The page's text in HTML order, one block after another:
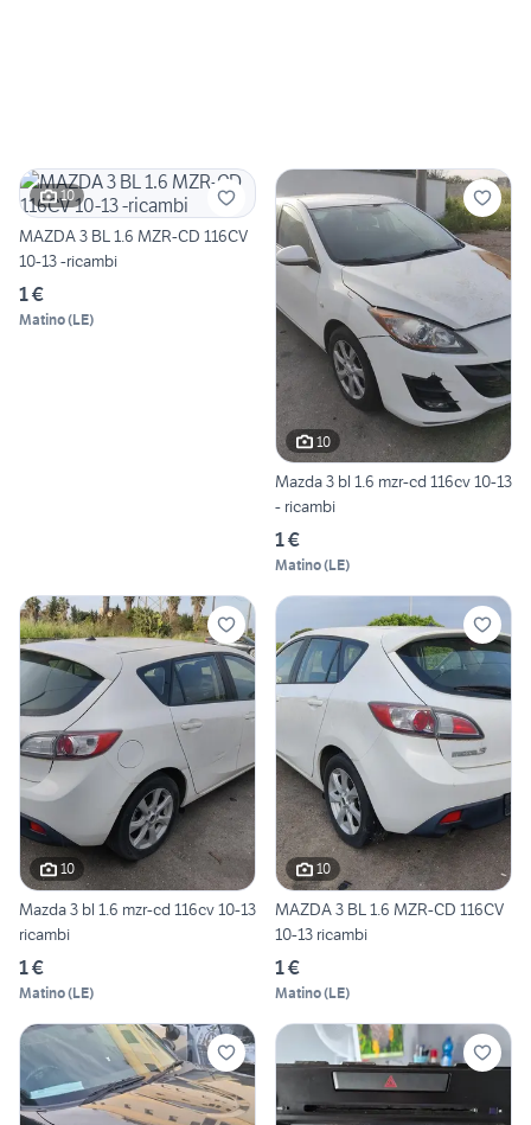
10
MAZDA 3 BL 1.6 MZR-CD 116CV
10-13 -ricambi
1 €
Matino(LE)
10
Mazda 3 bl 1.6 mzr-cd 116cv 10-13
- ricambi
1 €
Matino(LE)
10
Mazda 3 bl 1.6 mzr-cd 116cv 10-13
ricambi
1 €
Matino(LE)
10
MAZDA 3 BL 1.6 MZR-CD 116CV
10-13 ricambi
1 €
Matino(LE)